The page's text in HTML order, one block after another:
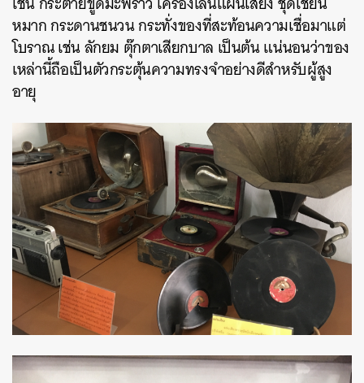
หมาก กระดานชนวน กระทั่งของที่สะท้อนความเชื่อมาแต่
โบราณ เช่น ลักยม ตุ๊กตาเสียกบาล เป็นต้น แน่นอนว่าของ
เหล่านี้ถือเป็นตัวกระตุ้นความทรงจำอย่างดีสำหรับผู้สูง
อายุ